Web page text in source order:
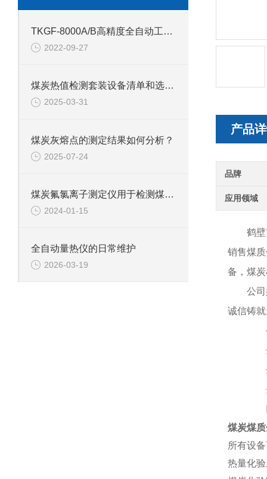
产品
品牌
应用领域
鹤
销售煤
备，煤
公
诚信铸
公
企
企
企
煤炭煤
所有设
热量化
TKGF-8000A/B高精度全自动工业分析仪的产品介绍
2022-09-27
煤炭热值检测套装设备清单和选择基准
2025-03-31
煤炭灰熔点的测定结果如何分析？
2025-07-24
煤炭氟氯离子测定仪用于检测煤炭中氟氯离子含量
2024-01-15
全自动量热仪的日常维护
2026-03-19